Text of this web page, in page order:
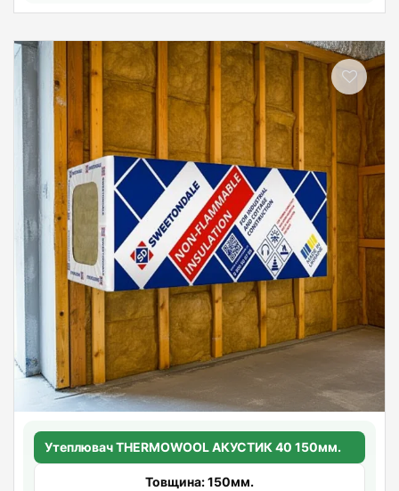
Утеплювач THERMOWOOL АКУСТИК 40 150мм.
Товщина: 150мм.